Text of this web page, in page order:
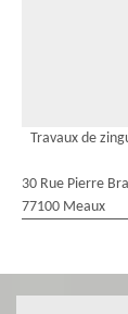
Travaux de
30 Rue Pierre
77100 Meaux